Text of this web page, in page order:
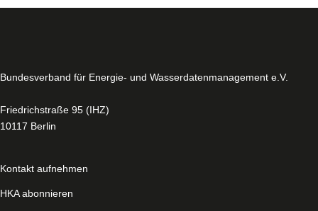
Bun­des­ver­band für Energie- und Was­ser­da­ten­ma­nage­ment e.V.
Fried­rich­stra­ße 95 (IHZ)
10117 Berlin
Kontakt aufnehmen
HKA abonnieren